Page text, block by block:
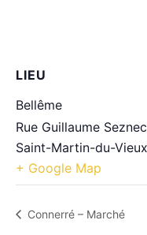
LIEU
Bellême
Rue Guillaume Seznec
Saint-Martin-du-
+ Google Map
Connerré – Marché